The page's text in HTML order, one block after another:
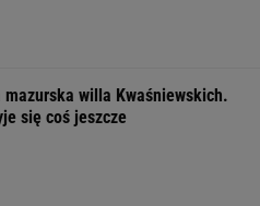
w Eobuwie - kultowe
końcu na promocji